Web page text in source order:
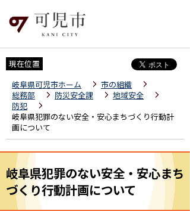
現在位置
岐阜県可児市ホーム
市の組織
総務部
防災安全課
地域安全
防犯
岐阜県犯罪のない安全・安心まちづくり行動計
画について
岐阜県犯罪のない安全・安心まち
づくり行動計画について